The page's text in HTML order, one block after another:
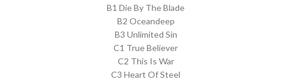
B1 Die By The Blade
B2 Oceandeep
B3 Unlimited Sin
C1 True Believer
C2 This Is War
C3 Heart Of Steel